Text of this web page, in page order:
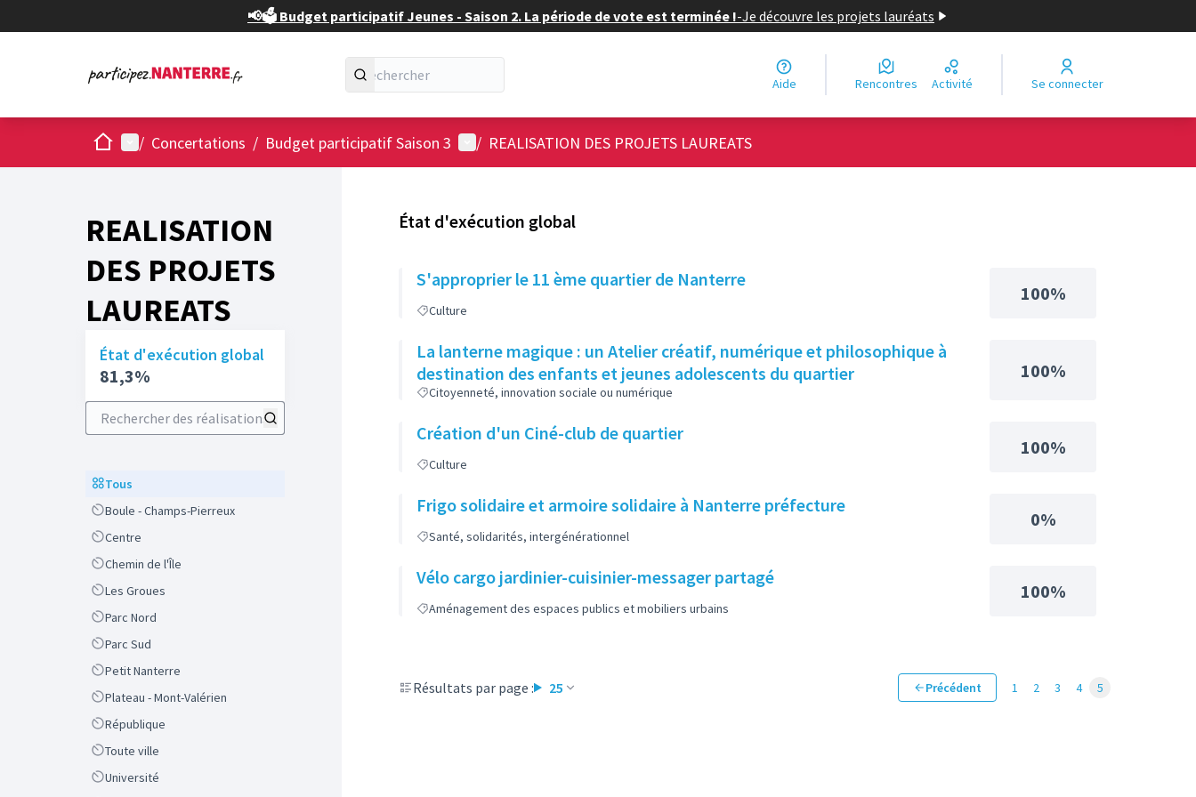
📢🗳️ Budget participatif Jeunes - Saison 2. La période de vote est terminée !-Je découvre les projets lauréats
Aide Rencontres Activité Se connecter
AccueilMenu principal
/ Concertations / Budget participatif Saison 3 Menu utilisateur
/ REALISATION DES PROJETS LAUREATS
REALISATION
DES PROJETS
LAUREATS
État d'exécution global
81,3%
Rechercher des réalisations
ScopeTous
ScopeBoule - Champs-Pierreux
ScopeCentre
ScopeChemin de l'Île
ScopeLes Groues
ScopeParc Nord
ScopeParc Sud
ScopePetit Nanterre
ScopePlateau - Mont-Valérien
ScopeRépublique
ScopeToute ville
ScopeUniversité
État d'exécution global
S'approprier le 11 ème quartier de Nanterre
Culture
100%
La lanterne magique : un Atelier créatif, numérique et philosophique à
destination des enfants et jeunes adolescents du quartier
Citoyenneté, innovation sociale ou numérique
100%
Création d'un Ciné-club de quartier
Culture
100%
Frigo solidaire et armoire solidaire à Nanterre préfecture
Santé, solidarités, intergénérationnel
0%
Vélo cargo jardinier-cuisinier-messager partagé
Aménagement des espaces publics et mobiliers urbains
100%
Résultats par page : 25 Précédent 1 2 3 4 5